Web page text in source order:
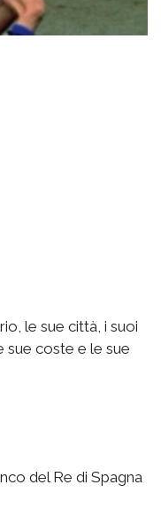
le sue città, i suoi
sue coste e le sue
del Re di Spagna